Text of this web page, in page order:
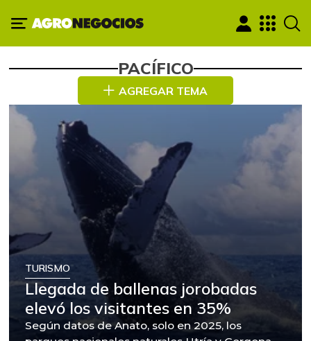
PACÍFICO
AGREGAR TEMA
TURISMO
Llegada de ballenas jorobadas
elevó los visitantes en 35%
Según datos de Anato, solo en 2025, los